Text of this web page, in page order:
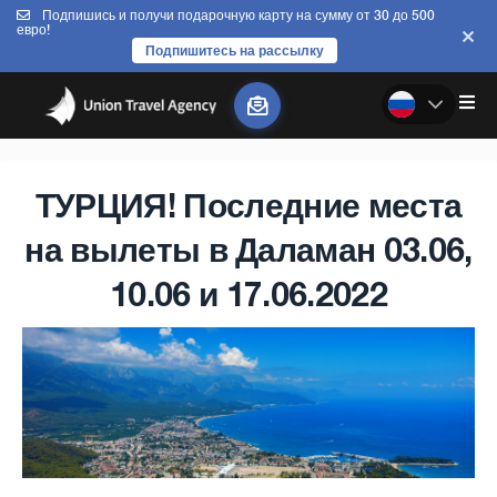
Подпишись и получи подарочную карту на сумму от 30 до 500
евро!
Подпишитесь на рассылку
ТУРЦИЯ! Последние места
на вылеты в Даламан 03.06,
10.06 и 17.06.2022